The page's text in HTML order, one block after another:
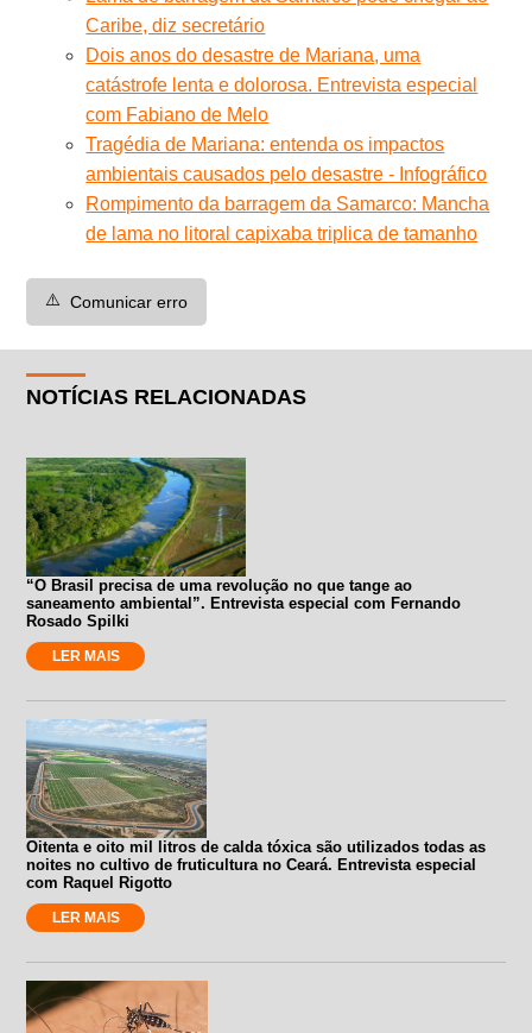
Caribe, diz secretário
Dois anos do desastre de Mariana, uma
catástrofe lenta e dolorosa. Entrevista especial
com Fabiano de Melo
Tragédia de Mariana: entenda os impactos
ambientais causados pelo desastre - Infográfico
Rompimento da barragem da Samarco: Mancha
de lama no litoral capixaba triplica de tamanho
⚠️ Comunicar erro
NOTÍCIAS RELACIONADAS
“O Brasil precisa de uma revolução no que tange ao
saneamento ambiental”. Entrevista especial com Fernando
Rosado Spilki
LER MAIS
Oitenta e oito mil litros de calda tóxica são utilizados todas as
noites no cultivo de fruticultura no Ceará. Entrevista especial
com Raquel Rigotto
LER MAIS